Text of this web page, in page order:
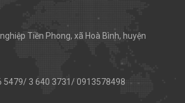
Tiền Phong, xã Hoà Bình, huyện
5479/ 3 640 3731/ 0913578498